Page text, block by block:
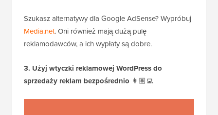
Szukasz alternatywy dla Google AdSense? Wypróbuj
Media.net. Oni również mają dużą pulę
reklamodawców, a ich wypłaty są dobre.
3. Użyj wtyczki reklamowej WordPress do
sprzedaży reklam bezpośrednio 👩🏽‍💻